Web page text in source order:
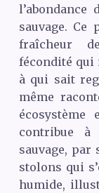
sauvage.
fraîcheur
fécondité qui
à qui sait
même
écosystème
contribue à
sauvage,
stolons qui
humide,